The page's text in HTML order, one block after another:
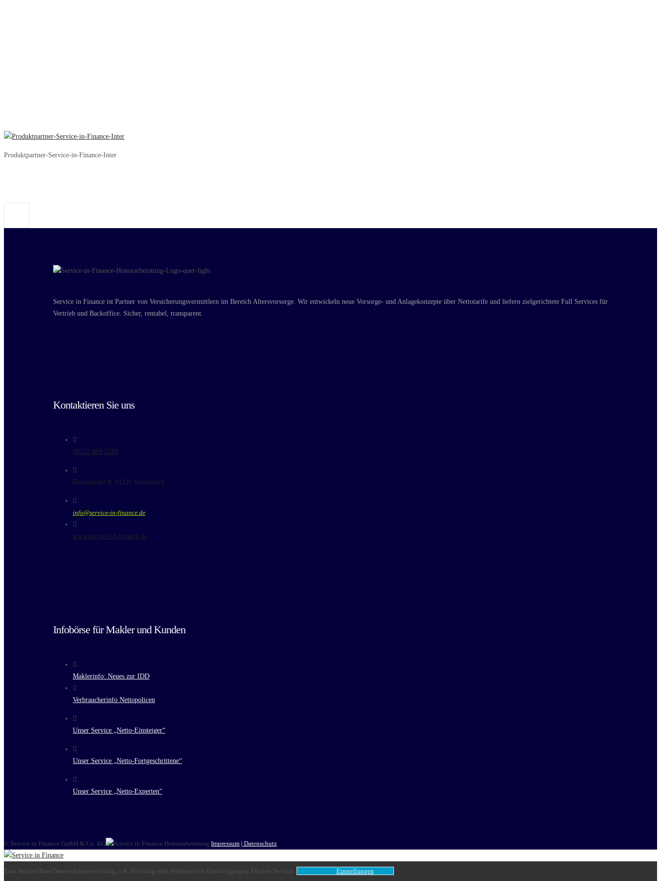
Produktpartner-Service-in-Finance-Inter
Service in Finance ist Partner von Versicherungsvermittlern im Bereich Altersvorsorge. Wir entwickeln neue Vorsorge- und Anlagekonzepte über Nettotarife und liefern zielgerichtete Full Services für
Vertrieb und Backoffice. Sicher, rentabel, transparent.
Kontaktieren Sie uns
09122 889 7228
Hansastraße 8, 91126 Schwabach
info@service-in-finance.de
www.service-in-finance.de
Infobörse für Makler und Kunden
Maklerinfo: Neues zur IDD
Verbraucherinfo Nettopolicen
Unser Service „Netto-Einsteiger“
Unser Service „Netto-Fortgeschrittene“
Unser Service „Netto-Experten“
© Service in Finance GmbH & Co. KG Impressum | Datenschutz
Zum Ändern Ihrer Datenschutzeinstellung, z.B. Erteilung oder Widerruf von Einwilligungen, klicken Sie hier: Einstellungen